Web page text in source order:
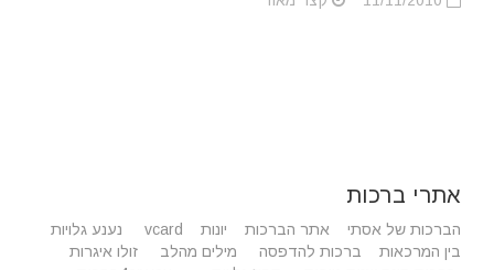
אתרי ברכות
הברכות של אסתי אתר הברכות יונות vcard נענע גלויות
בין המרכאות ברכות להדפסה מילים מהלב זולו איגרות